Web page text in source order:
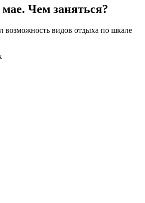
Чем заняться?
возможность видов отдыха по шкале